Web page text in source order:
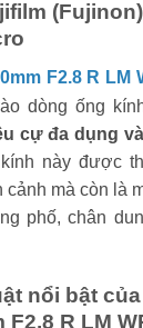
F2.8 R LM
dòng ống
cự đa dụng
này được
cảnh mà còn là
phố, chân
nổi bật
F2.8 R LM